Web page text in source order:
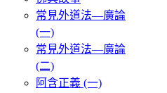
常見外道法—廣論
(一)
常見外道法—廣論
(二)
阿含正義 (一)